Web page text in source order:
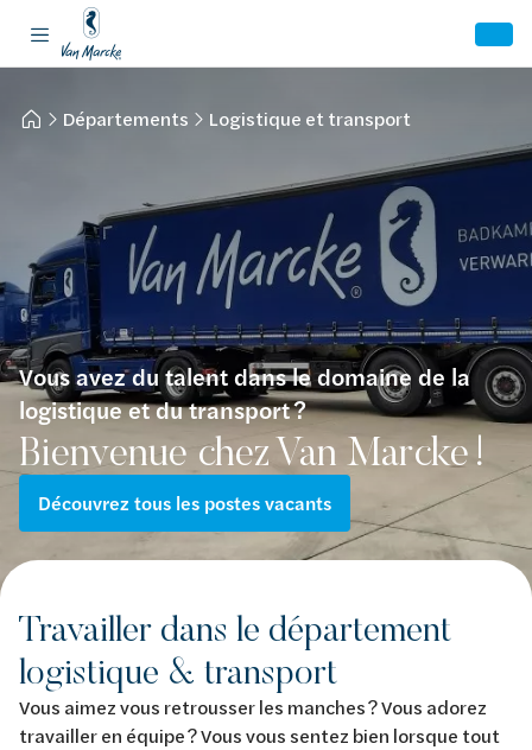
Départements Logistique et transport
Vous avez du talent dans le domaine de la
logistique et du transport ?
Bienvenue chez Van Marcke !
Découvrez tous les postes vacants
Travailler dans le département
logistique & transport
Vous aimez vous retrousser les manches ? Vous adorez
travailler en équipe ? Vous vous sentez bien lorsque tout